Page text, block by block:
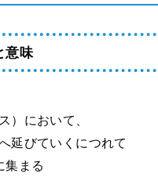
意味
）において、
延びていくにつれて
集まる